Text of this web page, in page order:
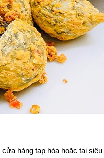
hàng tạp hóa hoặc tại